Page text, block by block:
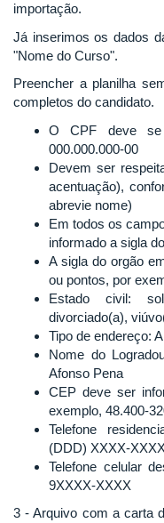
importação.
Já inserimos os dados
"Nome do Curso".
Preencher a planilha
completos do candidato.
O CPF deve se
000.000.000-00
Devem ser
acentuação),
abrevie nome)
Em todos os
informado a sigla
A sigla do orgão
ou pontos, por
Estado civil:
divorciado(a),
Tipo de endereço:
Nome do
Afonso Pena
CEP deve ser
exemplo, 48.400-
Telefone
(DDD) XXXX-
Telefone celular
9XXXX-XXXX
3 - Arquivo com a carta